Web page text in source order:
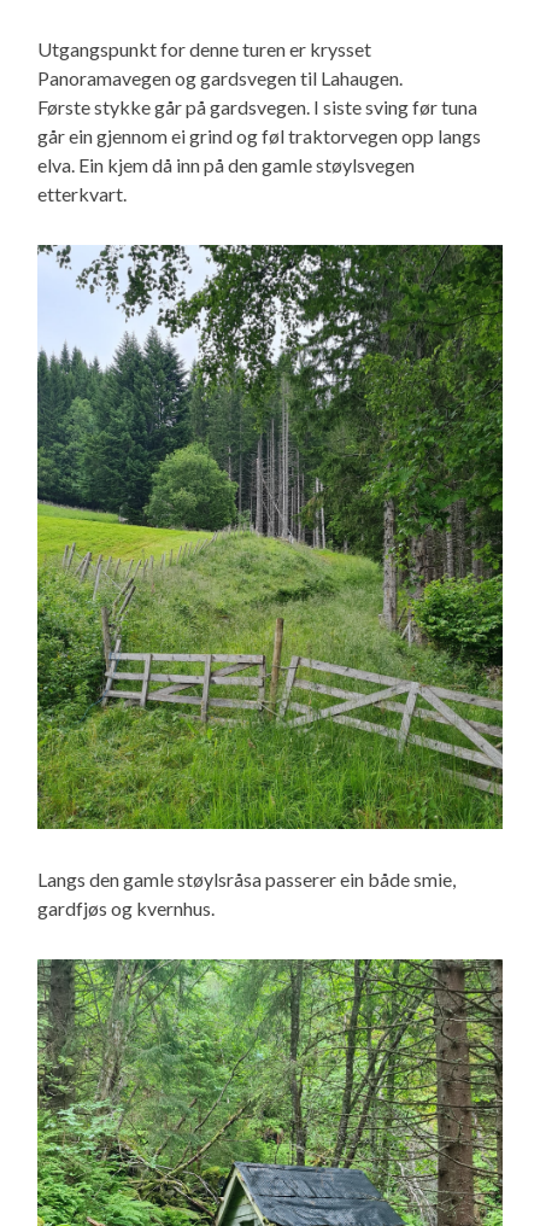
Utgangspunkt for denne turen er krysset
Panoramavegen og gardsvegen til Lahaugen.
Første stykke går på gardsvegen. I siste sving før tuna
går ein gjennom ei grind og føl traktorvegen opp langs
elva. Ein kjem då inn på den gamle støylsvegen
etterkvart.
Langs den gamle støylsråsa passerer ein både smie,
gardfjøs og kvernhus.